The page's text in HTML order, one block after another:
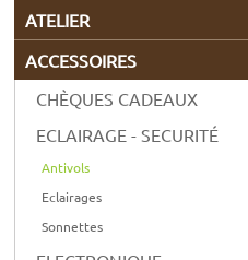
ATELIER
ACCESSOIRES
CHÈQUES CADEAUX
ECLAIRAGE - SECURITÉ
Antivols
Eclairages
Sonnettes